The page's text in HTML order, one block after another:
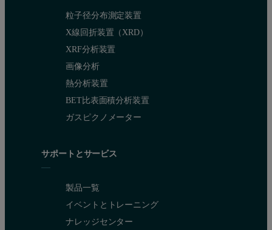
粒子径分布測定装置
X線回折装置（XRD）
XRF分析装置
画像分析
熱分析装置
BET比表面積分析装置
ガスピクノメーター
サポートとサービス
製品一覧
イベントとトレーニング
ナレッジセンター